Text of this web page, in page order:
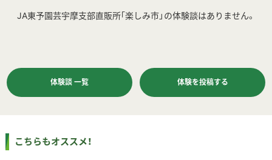
JA東予園芸宇摩支部直販所｢楽しみ市」の体験談はありません。
体験談 一覧 体験を投稿する
こちらもオススメ！